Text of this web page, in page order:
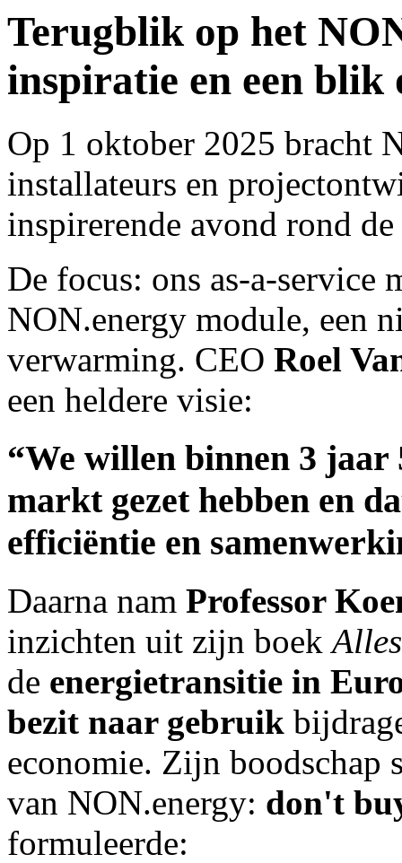
Terugblik op het
inspiratie en een blik
Op 1 oktober 2025 bracht
installateurs en
inspirerende avond rond
De focus: ons as-a-service
NON.energy module, een
verwarming. CEO Roel
een heldere visie:
“We willen binnen 3 jaar
markt gezet hebben en
efficiëntie en
Daarna nam Professor
inzichten uit zijn boek
de energietransitie in
bezit naar gebruik
economie. Zijn boodschap
van NON.energy: don't
formuleerde: